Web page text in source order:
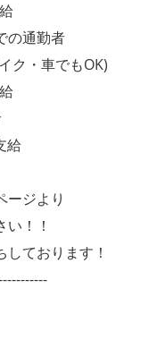
の通勤者
ク・車でもOK)
給
ージより
い！！
しております！